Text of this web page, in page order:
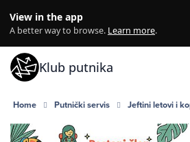
View in the app
A better way to browse. Learn more.
Klub putnika
Home Putnički servis Jeftini letovi i